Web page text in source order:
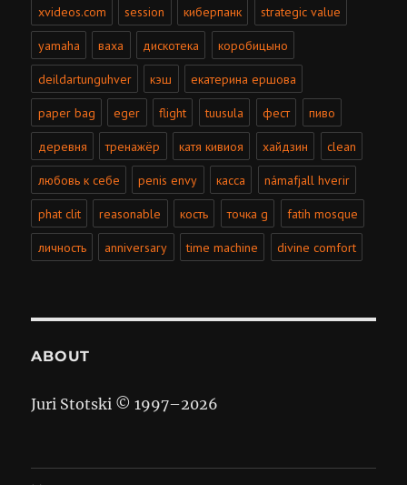
xvideos.com session киберпанк strategic value
yamaha ваха дискотека коробицыно
deildartunguhver кэш екатерина ершова
paper bag eger flight tuusula фест пиво
деревня тренажёр катя кивиоя хайдзин clean
любовь к себе penis envy касса námafjall hverir
phat clit reasonable кость точка g fatih mosque
личность anniversary time machine divine comfort
ABOUT
Juri Stotski © 1997–2026